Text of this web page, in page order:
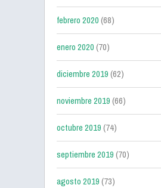
febrero 2020(68)
enero 2020(70)
diciembre 2019(62)
noviembre 2019(66)
octubre 2019(74)
septiembre 2019(70)
agosto 2019(73)